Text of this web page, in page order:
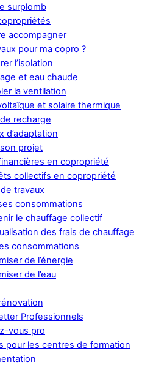
surplomb
accompagner
pour ma copro ?
l’isolation
et eau chaude
la ventilation
et solaire thermique
recharge
d’adaptation
projet
en copropriété
collectifs en copropriété
travaux
consommations
le chauffage collectif
des frais de chauffage
consommations
de l’énergie
de l’eau
Professionnels
vous pro
pour les centres de formation